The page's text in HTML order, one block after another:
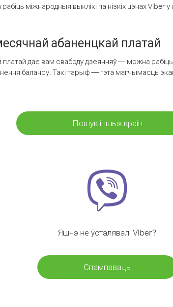
міжнародныя выклікі па нізкіх цэнах Viber
абаненцкай платай
дае вам свабоду дзеянняў — можна
балансу. Такі тарыф — гэта магчымасць
Пошук іншых краін
Яшчэ не ўсталявалі Viber?
Спампаваць